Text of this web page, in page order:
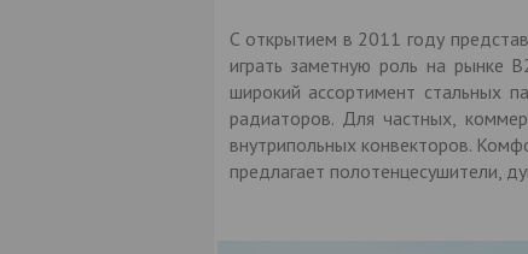
С открытием в 2011 году
играть заметную роль на рынке
широкий ассортимент стальных
радиаторов. Для частных,
внутрипольных конвекторов.
предлагает полотенцесушители,